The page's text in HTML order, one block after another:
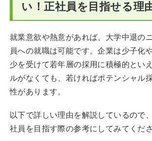
大学中退のニートに関するお悩みQ＆A
い！正社員を目指せる理
就業意欲や熱意があれば、大学中退の
員への就職は可能です。企業は少子化
少を受けて若年層の採用に積極的とい
ルがなくても、若ければポテンシャル
性があります。
以下で詳しい理由を解説しているので
社員を目指す際の参考にしてみてくださ